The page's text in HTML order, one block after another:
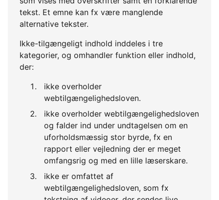
tekst. Et emne kan fx være manglende
alternative tekster.
Ikke-tilgængeligt indhold inddeles i tre
kategorier, og omhandler funktion eller indhold,
der:
ikke overholder
webtilgængelighedsloven.
ikke overholder webtilgængelighedsloven
og falder ind under undtagelsen om en
uforholdsmæssig stor byrde, fx en
rapport eller vejledning der er meget
omfangsrig og med en lille læserskare.
ikke er omfattet af
webtilgængelighedsloven, som fx